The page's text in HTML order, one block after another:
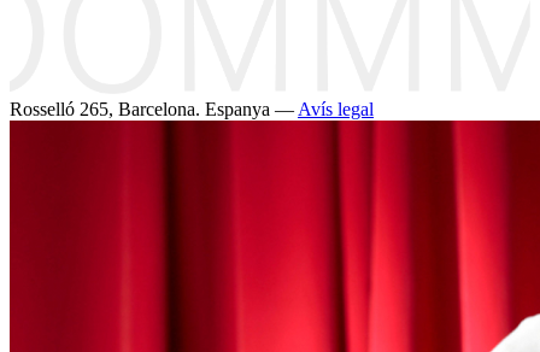
Rosselló 265, Barcelona. Espanya — Avís legal